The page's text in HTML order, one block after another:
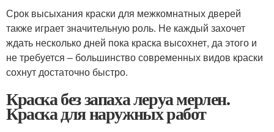
Срок высыхания краски для межкомнатных дверей
также играет значительную роль. Не каждый захочет
ждать несколько дней пока краска высохнет, да этого и
не требуется – большинство современных видов краски
сохнут достаточно быстро.
Краска без запаха леруа мерлен.
Краска для наружных работ